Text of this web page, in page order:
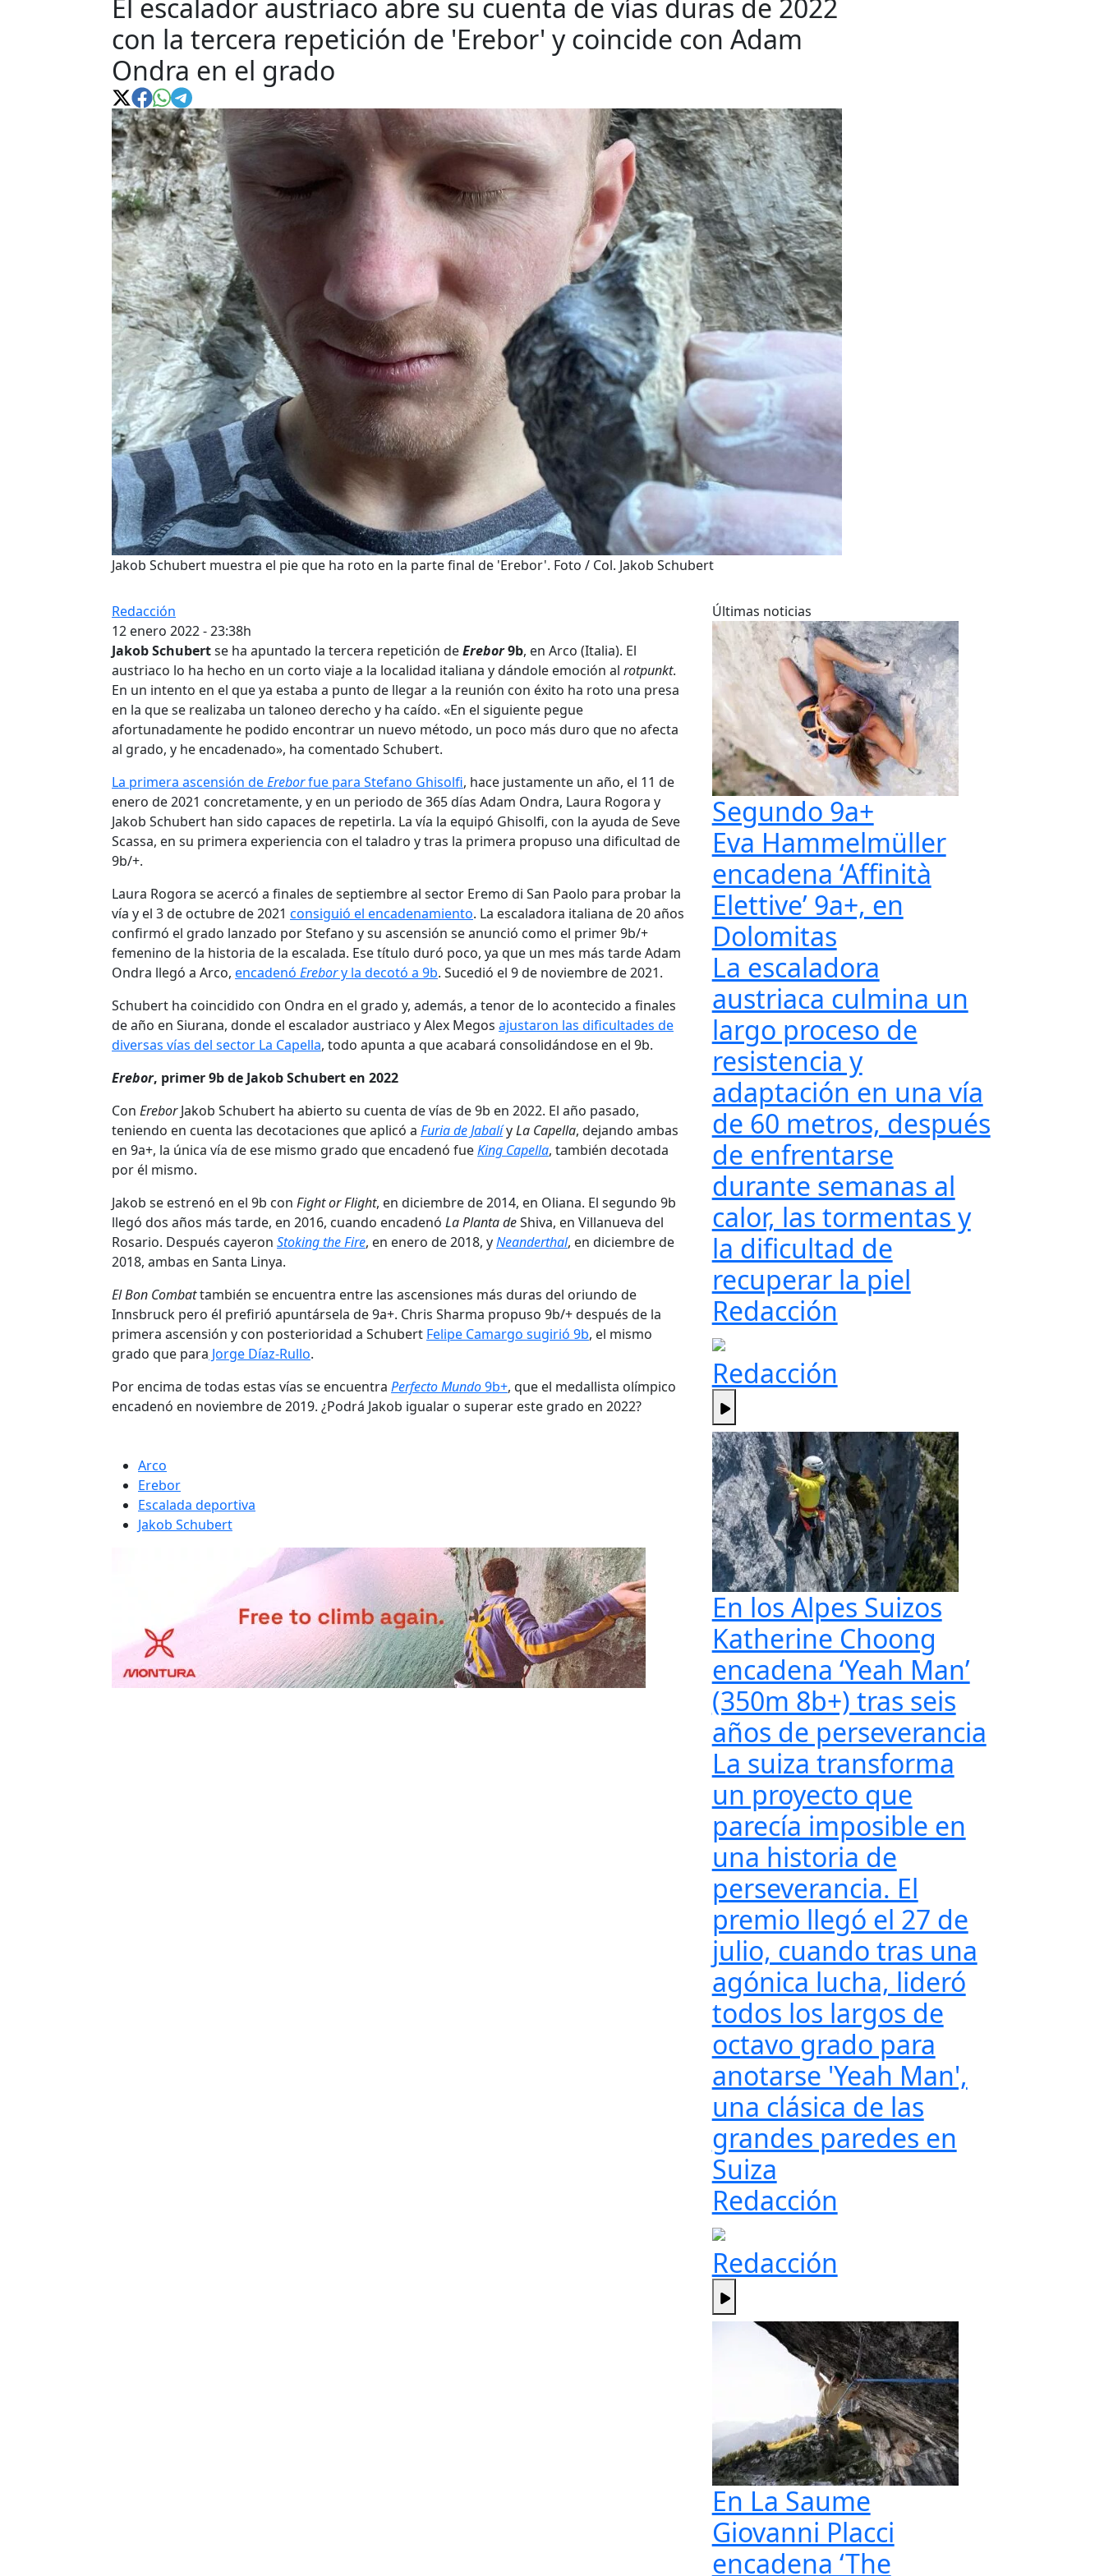
El escalador austriaco abre su cuenta de vías duras de 2022
con la tercera repetición de 'Erebor' y coincide con Adam
Ondra en el grado
Jakob Schubert muestra el pie que ha roto en la parte final de 'Erebor'. Foto / Col. Jakob Schubert
Redacción
12 enero 2022 - 23:38h
Jakob Schubertse ha apuntado la tercera repetición deErebor9b, en Arco (Italia). El
austriaco lo ha hecho en un corto viaje a la localidad italiana y dándole emoción al rotpunkt.
En un intento en el que ya estaba a punto de llegar a la reunión con éxito ha roto una presa
en la que se realizaba un taloneo derecho y ha caído. «En el siguiente pegue
afortunadamente he podido encontrar un nuevo método, un poco más duro que no afecta
al grado, y he encadenado», ha comentado Schubert.
La primera ascensión deEreborfue para Stefano Ghisolfi, hace justamente un año, el 11 de
enero de 2021 concretamente, y en un periodo de 365 días Adam Ondra, Laura Rogora y
Jakob Schubert han sido capaces de repetirla. La vía la equipó Ghisolfi, con la ayuda de Seve
Scassa, en su primera experiencia con el taladro y tras la primera propuso una dificultad de
9b/+.
Laura Rogora se acercó a finales de septiembre al sector Eremo di San Paolo para probar la
vía y el 3 de octubre de 2021 consiguió el encadenamiento. La escaladora italiana de 20 años
confirmó el grado lanzado por Stefano y su ascensión se anunció como el primer 9b/+
femenino de la historia de la escalada. Ese título duró poco, ya que un mes más tarde Adam
Ondra llegó a Arco, encadenó Erebory la decotó a 9b. Sucedió el 9 de noviembre de 2021.
Schubert ha coincidido con Ondra en el grado y, además, a tenor de lo acontecido a finales
de año en Siurana, donde el escalador austriaco y Alex Megos ajustaron las dificultades de
diversas vías del sector La Capella, todo apunta a que acabará consolidándose en el 9b.
Erebor, primer 9b de Jakob Schubert en 2022
Con EreborJakob Schubert ha abierto su cuenta de vías de 9b en 2022. El año pasado,
teniendo en cuenta las decotaciones que aplicó a Furia de JabalíyLa Capella, dejando ambas
en 9a+, la única vía de ese mismo grado que encadenó fueKing Capella, también decotada
por él mismo.
Jakob se estrenó en el 9b con Fight or Flight, en diciembre de 2014, en Oliana. El segundo 9b
llegó dos años más tarde, en 2016, cuando encadenó La Planta deShiva, en Villanueva del
Rosario. Después cayeron Stoking the Fire, en enero de 2018, yNeanderthal, en diciembre de
2018, ambas en Santa Linya.
El Bon Combattambién se encuentra entre las ascensiones más duras del oriundo de
Innsbruck pero él prefirió apuntársela de 9a+. Chris Sharma propuso 9b/+ después de la
primera ascensión y con posterioridad a Schubert Felipe Camargo sugirió 9b, el mismo
grado que para Jorge Díaz-Rullo.
Por encima de todas estas vías se encuentra Perfecto Mundo9b+, que el medallista olímpico
encadenó en noviembre de 2019. ¿Podrá Jakob igualar o superar este grado en 2022?
Arco
Erebor
Escalada deportiva
Jakob Schubert
Últimas noticias
Segundo 9a+
Eva Hammelmüller
encadena ‘Affinità
Elettive’ 9a+, en
Dolomitas
La escaladora
austriaca culmina un
largo proceso de
resistencia y
adaptación en una vía
de 60 metros, después
de enfrentarse
durante semanas al
calor, las tormentas y
la dificultad de
recuperar la piel
Redacción
Redacción
En los Alpes Suizos
Katherine Choong
encadena ‘Yeah Man’
(350m 8b+) tras seis
años de perseverancia
La suiza transforma
un proyecto que
parecía imposible en
una historia de
perseverancia. El
premio llegó el 27 de
julio, cuando tras una
agónica lucha, lideró
todos los largos de
octavo grado para
anotarse 'Yeah Man',
una clásica de las
grandes paredes en
Suiza
Redacción
Redacción
En La Saume
Giovanni Placci
encadena ‘The